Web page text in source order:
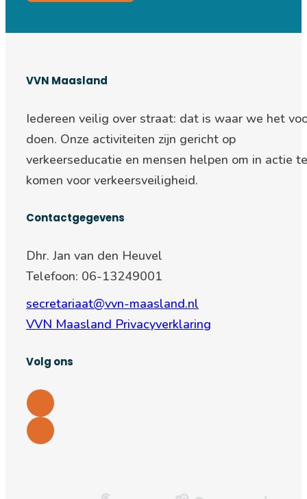
VVN Maasland
Iedereen veilig over straat: dat is waar we het
doen. Onze activiteiten zijn gericht op
verkeerseducatie en mensen helpen om in actie te
komen voor verkeersveiligheid.
Contactgegevens
Dhr. Jan van den Heuvel
Telefoon: 06-13249001
secretariaat@vvn-maasland.nl
VVN Maasland Privacyverklaring
Volg ons